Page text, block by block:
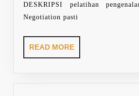
DESKRIPSI pelatihan
Negotiation pasti
READ MOREREAD
MORE